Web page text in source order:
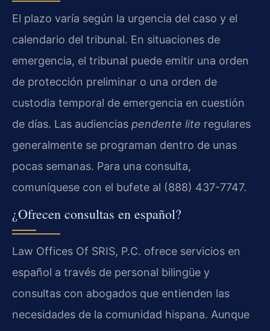
El plazo varía según la urgencia del caso y el
calendario del tribunal. En situaciones de
emergencia, el tribunal puede emitir una orden
de protección preliminar o una orden de
custodia temporal de emergencia en cuestión
de días. Las audiencias pendente lite regulares
generalmente se programan dentro de unas
pocas semanas. Para una consulta,
comuníquese con el bufete al (888) 437-7747.
¿Ofrecen consultas en español?
Law Offices Of SRIS, P.C. ofrece servicios en
español a través de personal bilingüe y
consultas con abogados que entienden las
necesidades de la comunidad hispana. Aunque